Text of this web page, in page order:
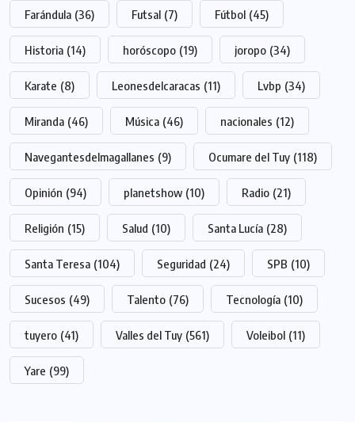
Farándula (36) Futsal (7) Fútbol (45)
Historia (14) horóscopo (19) joropo (34)
Karate (8) Leonesdelcaracas (11) Lvbp (34)
Miranda (46) Música (46) nacionales (12)
Navegantesdelmagallanes (9) Ocumare del Tuy (118)
Opinión (94) planetshow (10) Radio (21)
Religión (15) Salud (10) Santa Lucía (28)
Santa Teresa (104) Seguridad (24) SPB (10)
Sucesos (49) Talento (76) Tecnología (10)
tuyero (41) Valles del Tuy (561) Voleibol (11)
Yare (99)